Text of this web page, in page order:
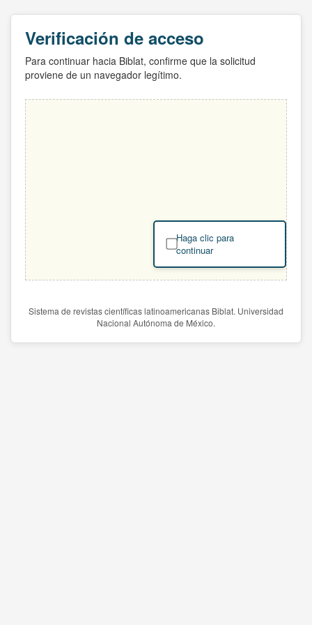
Verificación de acceso
Para continuar hacia Biblat, confirme que la solicitud
proviene de un navegador legítimo.
Haga clic para
continuar
Sistema de revistas científicas latinoamericanas Biblat. Universidad
Nacional Autónoma de México.